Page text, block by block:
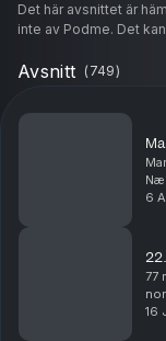
Det här avsnittet är
inte av Podme. Det
Avsnitt (749)
6
77
16